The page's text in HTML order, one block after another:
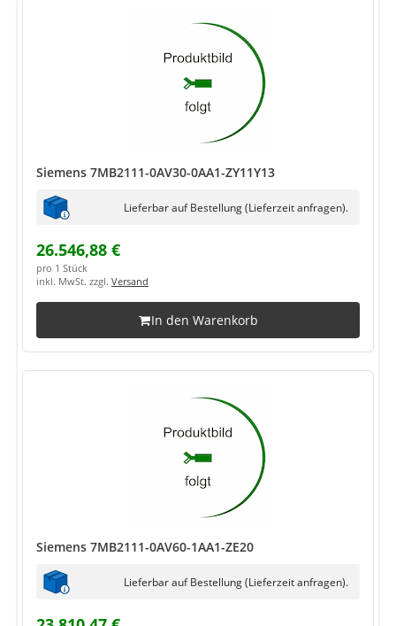
Siemens 7MB2111-0AV30-0AA1-ZY11Y13
Lieferbar auf Bestellung (Lieferzeit anfragen).
26.546,88 €
pro 1 Stück
inkl. MwSt. zzgl. Versand
In den Warenkorb
Siemens 7MB2111-0AV60-1AA1-ZE20
Lieferbar auf Bestellung (Lieferzeit anfragen).